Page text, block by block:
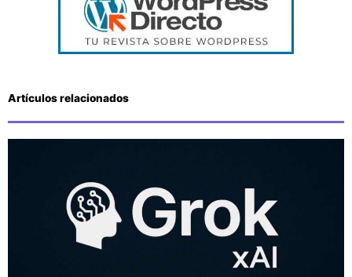
Artículos relacionados